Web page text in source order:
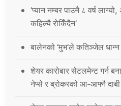
‘प्यान नम्बर पाउनै ८ वर्ष
कहिल्यै रोकिँदैन’
बालेनको ‘मुभ’ले कतिञ्जेल
शेयर कारोबार सेटलमेन्ट गर्न
नेप्से र ब्रोकरको आ-आफ्नै दाबी